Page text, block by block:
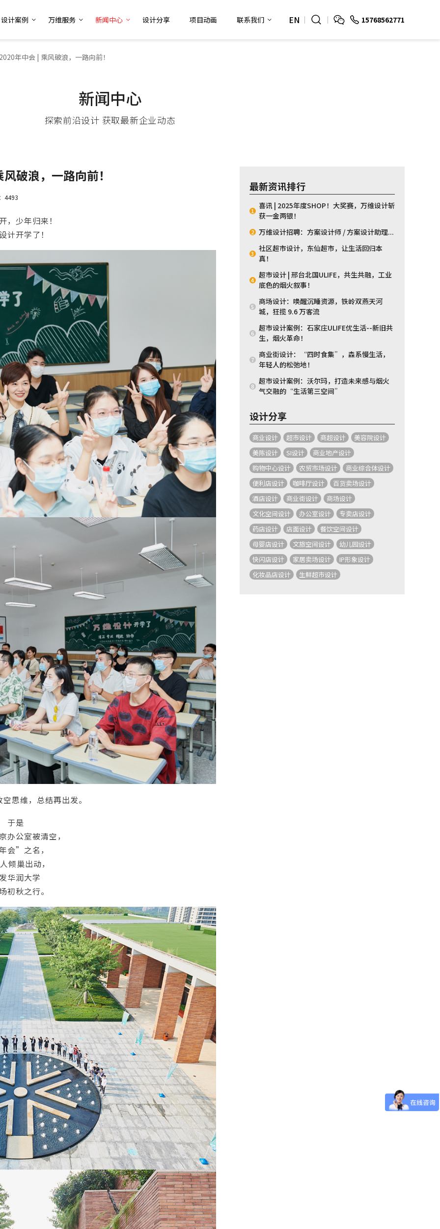
15768562771
EN
设计案例 万维服务 新闻中心 设计分享 项目动画 联系我们
年中会 | 乘风破浪，一路向前！
新闻中心
探索前沿设计 获取最新企业动态
破浪，一路向前！
4493
，少年归来！
计开学了！
思维，总结再出发。
于是
办公室被清空，
会”之名，
倾巢出动，
华润大学
初秋之行。
最新资讯排行
1
喜讯 | 2025年度SHOP！大奖赛，万维设计斩
获一金两银！
2 万维设计招聘：方案设计师 / 方案设计助理...
3
社区超市设计，东仙超市，让生活回归本
真！
4
超市设计 | 邢台北国ULIFE，共生共融，工业
底色的烟火叙事！
5
商场设计：唤醒沉睡资源，铁岭双燕天河
城，狂揽 9.6 万客流
6
超市设计案例：石家庄ULIFE优生活--新旧共
生，烟火革命！
7
商业街设计：“四时食集”，森系慢生活，
年轻人的松弛地！
8
超市设计案例：沃尔玛，打造未来感与烟火
气交融的“生活第三空间”
设计分享
商业设计 超市设计 商超设计
美容院设计
美陈设计
SI设计
商业地产设计
购物中心设计
农贸市场设计
商业综合体设计
便利店设计
咖啡厅设计
百货卖场设计
酒店设计
商业街设计
商场设计
文化空间设计
办公室设计
专卖店设计
药店设计
店面设计
餐饮空间设计
母婴店设计
文旅空间设计
幼儿园设计
快闪店设计
家居卖场设计
IP形象设计
化妆品店设计
生鲜超市设计